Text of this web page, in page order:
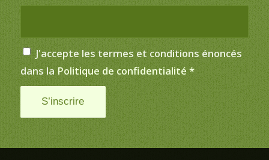
J'accepte les termes et conditions énoncés
dans la Politique de confidentialité *